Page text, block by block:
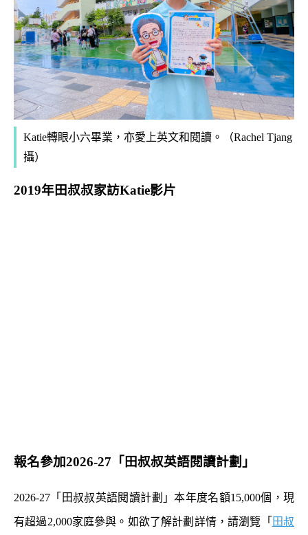
Katie轉眼小六畢業，亦愛上英文和閱讀。（Rachel Tjang
攝）
2019年田叔叔家訪Katie影片
報名參加2026-27「田叔叔英語閱讀計劃」
2026-27「田叔叔英語閱讀計劃」本年度名額15,000個，現
有超過2,000家庭參與。如欲了解計劃詳情，請瀏覽「 田叔